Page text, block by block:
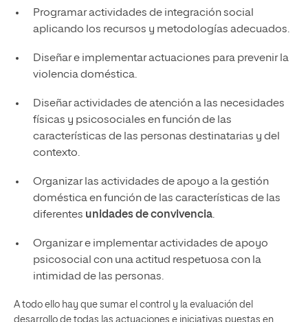
Programar actividades de integración social
aplicando los recursos y metodologías adecuados.
Diseñar e implementar actuaciones para prevenir la
violencia doméstica.
Diseñar actividades de atención a las necesidades
físicas y psicosociales en función de las
características de las personas destinatarias y del
contexto.
Organizar las actividades de apoyo a la gestión
doméstica en función de las características de las
diferentes unidades de convivencia.
Organizar e implementar actividades de apoyo
psicosocial con una actitud respetuosa con la
intimidad de las personas.
A todo ello hay que sumar el control y la evaluación del
desarrollo de todas las actuaciones e iniciativas puestas en